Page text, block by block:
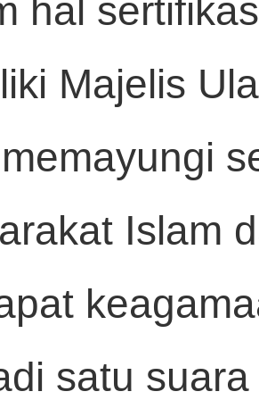
hal
Majelis
Islam
satu